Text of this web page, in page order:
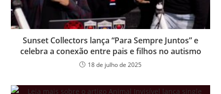
Sunset Collectors lança “Para Sempre Juntos” e
celebra a conexão entre pais e filhos no autismo
18 de julho de 2025